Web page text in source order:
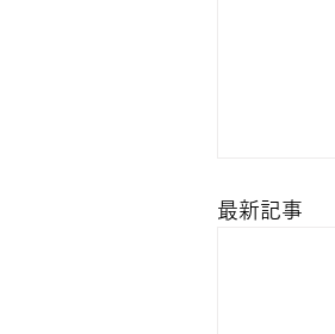
最新記事